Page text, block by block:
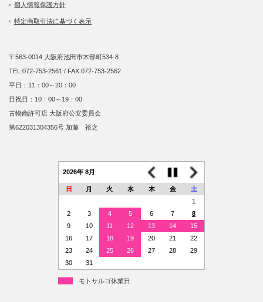
個人情報保護方針
特定商取引法に基づく表示
〒563-0014 大阪府池田市木部町534-8
TEL:072-753-2561 / FAX:072-753-2562
平日：11：00～20：00
日祝日：10：00～19：00
古物商許可店 大阪府公安委員会
第622031304356号 加藤 裕之
2026年 8月
日 月 火 水 木 金
土
1
2
3 4 5 6 7
8
9
10 11 12 13 14
15
16
17 18 19 20 21
22
23
24 25 26 27 28
29
30
31
モトサルゴ休業日